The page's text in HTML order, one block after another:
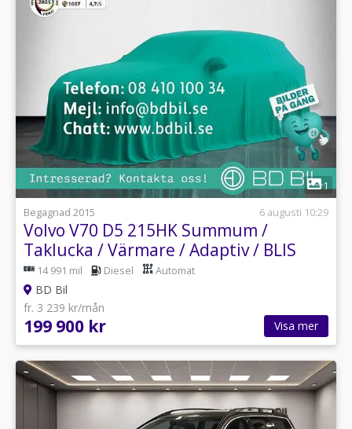
1
Begagnad 2015
6 augusti 10:29
Volvo V70 D5 215HK Summum /
Taklucka / Värmare / Adaptiv / BLIS
14 991 mil Diesel Automat
BD Bil
fr. 3 239 kr/mån
199 900 kr Visa mer